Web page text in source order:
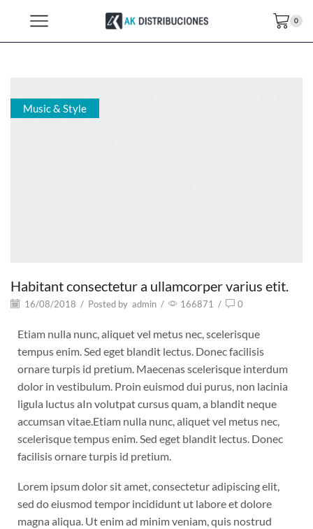
0
Music & Style
Habitant consectetur a ullamcorper varius etit.
16/08/2018 / Posted by admin / 166871 / 0
Etiam nulla nunc, aliquet vel metus nec, scelerisque
tempus enim. Sed eget blandit lectus. Donec facilisis
ornare turpis id pretium. Maecenas scelerisque interdum
dolor in vestibulum. Proin euismod dui purus, non lacinia
ligula luctus aIn volutpat cursus quam, a blandit neque
accumsan vitae.Etiam nulla nunc, aliquet vel metus nec,
scelerisque tempus enim. Sed eget blandit lectus. Donec
facilisis ornare turpis id pretium.
Lorem ipsum dolor sit amet, consectetur adipiscing elit,
sed do eiusmod tempor incididunt ut labore et dolore
magna aliqua. Ut enim ad minim veniam, quis nostrud